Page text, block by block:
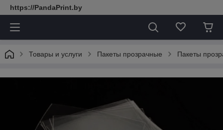
https://PandaPrint.by
Товары и услуги Пакеты прозрачные Пакеты